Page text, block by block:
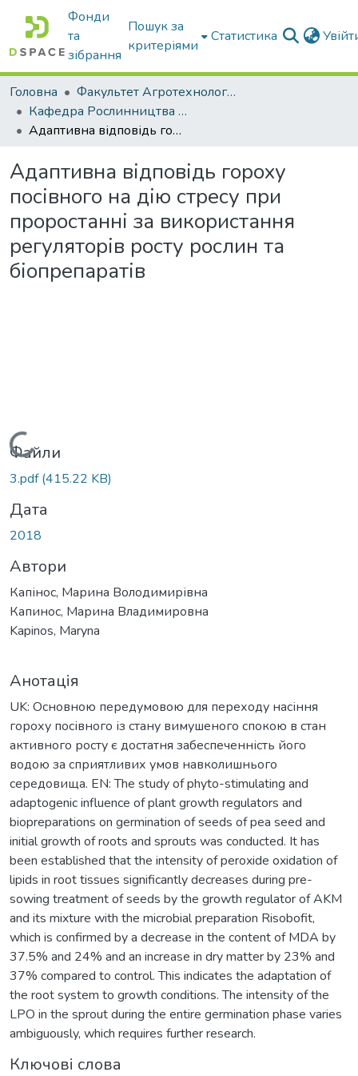
Фонди
та
зібрання
Пошук за
критеріями
Статистика
Головна
Факультет Агротехнологій та екології
Кафедра Рослинництва та садівництва ім. професора В.В. Калитки
Адаптивна відповідь гороху посівного на дію стресу при проростанні за використання регуляторів росту рослин та біопрепаратів
Адаптивна відповідь гороху
посівного на дію стресу при
проростанні за використання
регуляторів росту рослин та
біопрепаратів
Вантажиться...
Файли
3.pdf(415.22 KB)
Дата
2018
Автори
Капінос, Марина Володимирівна
Капинос, Марина Владимировна
Kapinos, Maryna
Анотація
UK: Основною передумовою для переходу насіння
гороху посівного із стану вимушеного спокою в стан
активного росту є достатня забеспеченність його
водою за сприятливих умов навколишнього
середовища. EN: The study of phyto-stimulating and
adaptogenic influence of plant growth regulators and
biopreparations on germination of seeds of pea seed and
initial growth of roots and sprouts was conducted. It has
been established that the intensity of peroxide oxidation of
lipids in root tissues significantly decreases during pre-
sowing treatment of seeds by the growth regulator of AKM
and its mixture with the microbial preparation Risobofit,
which is confirmed by a decrease in the content of MDA by
37.5% and 24% and an increase in dry matter by 23% and
37% compared to control. This indicates the adaptation of
the root system to growth conditions. The intensity of the
LPO in the sprout during the entire germination phase varies
ambiguously, which requires further research.
Ключові слова